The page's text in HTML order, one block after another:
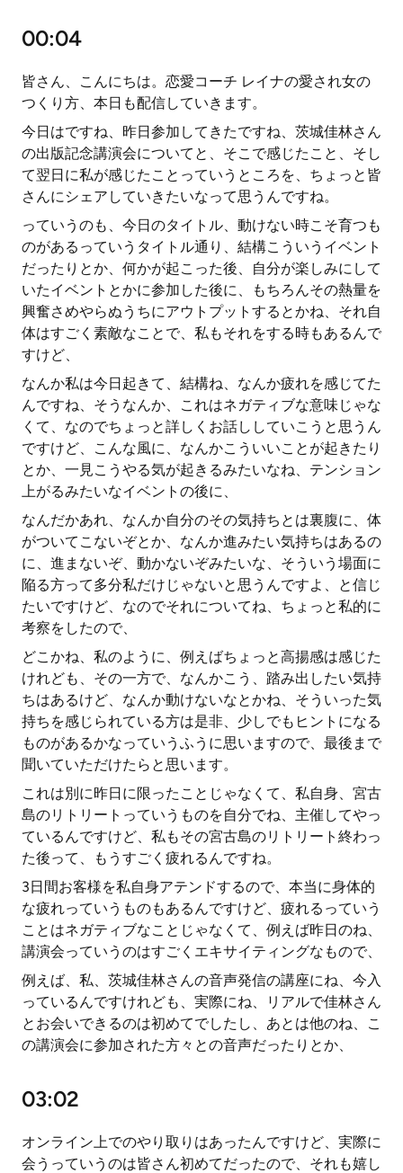
00:04
皆さん、こんにちは。恋愛コーチ レイナの愛され女の
つくり方、本日も配信していきます。
今日はですね、昨日参加してきたですね、茨城佳林さん
の出版記念講演会についてと、そこで感じたこと、そし
て翌日に私が感じたことっていうところを、ちょっと皆
さんにシェアしていきたいなって思うんですね。
っていうのも、今日のタイトル、動けない時こそ育つも
のがあるっていうタイトル通り、結構こういうイベント
だったりとか、何かが起こった後、自分が楽しみにして
いたイベントとかに参加した後に、もちろんその熱量を
興奮さめやらぬうちにアウトプットするとかね、それ自
体はすごく素敵なことで、私もそれをする時もあるんで
すけど、
なんか私は今日起きて、結構ね、なんか疲れを感じてた
んですね、そうなんか、これはネガティブな意味じゃな
くて、なのでちょっと詳しくお話ししていこうと思うん
ですけど、こんな風に、なんかこういいことが起きたり
とか、一見こうやる気が起きるみたいなね、テンション
上がるみたいなイベントの後に、
なんだかあれ、なんか自分のその気持ちとは裏腹に、体
がついてこないぞとか、なんか進みたい気持ちはあるの
に、進まないぞ、動かないぞみたいな、そういう場面に
陥る方って多分私だけじゃないと思うんですよ、と信じ
たいですけど、なのでそれについてね、ちょっと私的に
考察をしたので、
どこかね、私のように、例えばちょっと高揚感は感じた
けれども、その一方で、なんかこう、踏み出したい気持
ちはあるけど、なんか動けないなとかね、そういった気
持ちを感じられている方は是非、少しでもヒントになる
ものがあるかなっていうふうに思いますので、最後まで
聞いていただけたらと思います。
これは別に昨日に限ったことじゃなくて、私自身、宮古
島のリトリートっていうものを自分でね、主催してやっ
ているんですけど、私もその宮古島のリトリート終わっ
た後って、もうすごく疲れるんですね。
3日間お客様を私自身アテンドするので、本当に身体的
な疲れっていうものもあるんですけど、疲れるっていう
ことはネガティブなことじゃなくて、例えば昨日のね、
講演会っていうのはすごくエキサイティングなもので、
例えば、私、茨城佳林さんの音声発信の講座にね、今入
っているんですけれども、実際にね、リアルで佳林さん
とお会いできるのは初めてでしたし、あとは他のね、こ
の講演会に参加された方々との音声だったりとか、
03:02
オンライン上でのやり取りはあったんですけど、実際に
会うっていうのは皆さん初めてだったので、それも嬉し